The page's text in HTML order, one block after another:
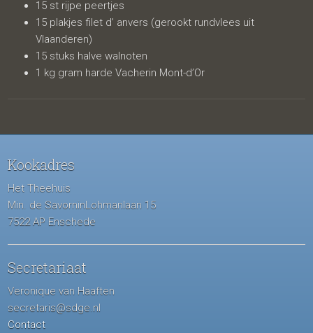
15 st rijpe peertjes
15 plakjes filet d’ anvers (gerookt rundvlees uit
Vlaanderen)
15 stuks halve walnoten
1 kg gram harde Vacherin Mont-d’Or
Kookadres
Het Theehuis
Min. de SavorninLohmanlaan 15
7522 AP Enschede
Secretariaat
Veronique van Haaften
secretaris@sdge.nl
Contact